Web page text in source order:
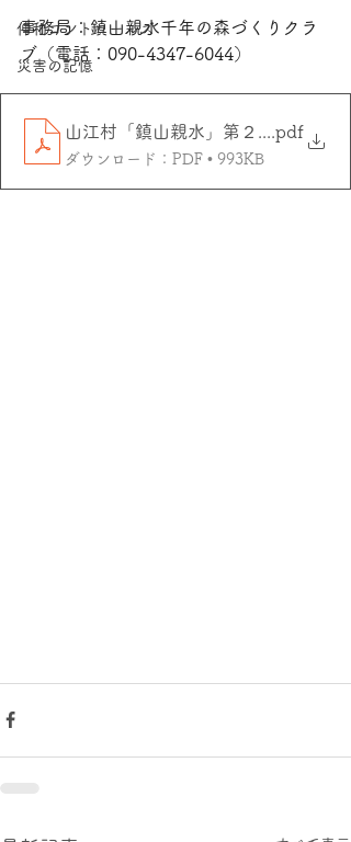
伸和コントロールズ
災害の記憶
事務局：鎮山親水千年の森づくりクラ
ブ（電話：090-4347-6044）
山江村「鎮山親水」第２回林業塾チ
.pdf
ダウンロード：PDF • 993KB